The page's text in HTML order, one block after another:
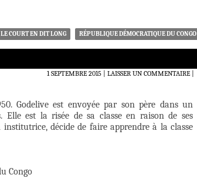
LE COURT EN DIT LONG RÉPUBLIQUE DÉMOCRATIQUE DU CONGO
1 SEPTEMBRE 2015 LAISSER UN COMMENTAIRE|
Godelive est envoyée par son père dans un
Elle est la risée de sa classe en raison de ses
décide de faire apprendre à la classe
Congo